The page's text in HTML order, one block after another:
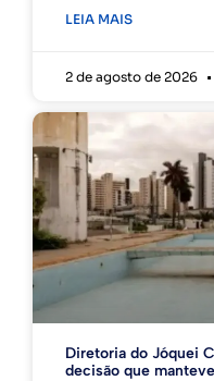
LEIA MAIS
2 de agosto de 2026
Diretoria do Jóquei
decisão que